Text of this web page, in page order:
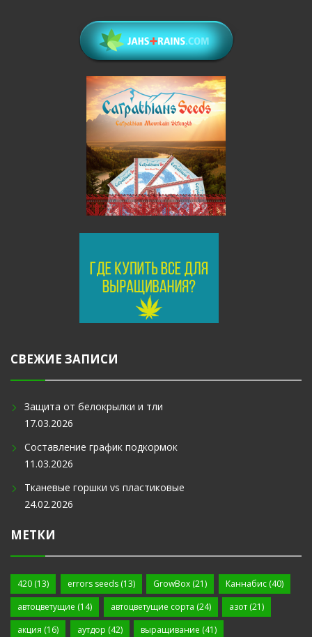
СВЕЖИЕ ЗАПИСИ
Защита от белокрылки и тли
17.03.2026
Составление график подкормок
11.03.2026
Тканевые горшки vs пластиковые
24.02.2026
МЕТКИ
420 (13) errors seeds(13) GrowBox (21) Каннабис(40)
автоцветущие (14) автоцветущие сорта (24) азот (21)
акция (16) аутдор (42) выращивание (41)